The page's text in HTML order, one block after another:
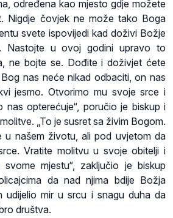
određena kao mjesto gdje možete
Nigdje čovjek ne može tako Boga
svete ispovijedi kad doživi Božje
Nastojte u ovoj godini upravo to
ne bojte se. Dođite i doživjet ćete
nas neće nikad odbaciti, on nas
jesmo. Otvorimo mu svoje srce i
nas opterećuje“, poručio je biskup i
„To je susret sa živim Bogom.
u našem životu, ali pod uvjetom da
Vratite molitvu u svoje obitelji i
mjestu“, zaključio je biskup
da nad njima bdije Božja
udijelio mir u srcu i snagu duha da
društva.